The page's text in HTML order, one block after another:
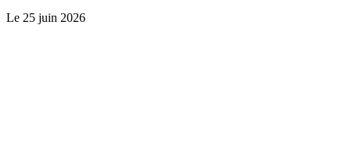
Le 25 juin 2026